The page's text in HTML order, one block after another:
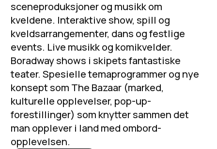
sceneproduksjoner og musikk om
kveldene. Interaktive show, spill og
kveldsarrangementer, dans og festlige
events. Live musikk og komikvelder.
Boradway shows i skipets fantastiske
teater. Spesielle temaprogrammer og nye
konsept som The Bazaar (marked,
kulturelle opplevelser, pop-up-
forestillinger) som knytter sammen det
man opplever i land med ombord-
opplevelsen.